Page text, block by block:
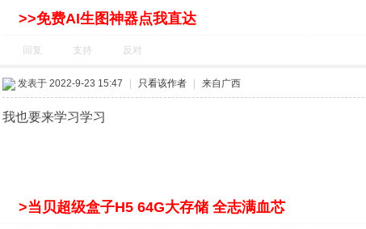
>>免费AI生图神器点我直达
回复 支持 反对
发表于 2022-9-23 15:47 只看该作者 来自广西
我也要来学习学习
>当贝超级盒子H5 64G大存储 全志满血芯